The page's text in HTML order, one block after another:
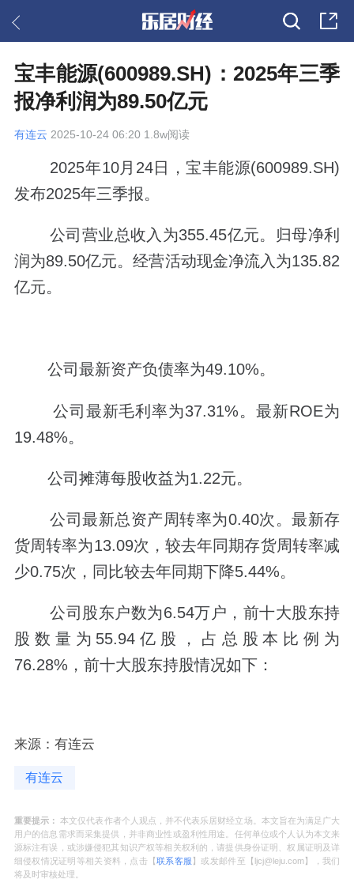
宝丰能源(600989.SH)：2025年三季
报净利润为89.50亿元
有连云 2025-10-24 06:20 1.8w阅读
2025年10月24日，宝丰能源(600989.SH)
发布2025年三季报。
公司营业总收入为355.45亿元。归母净利
润为89.50亿元。经营活动现金净流入为135.82
亿元。
公司最新资产负债率为49.10%。
公司最新毛利率为37.31%。最新ROE为
19.48%。
公司摊薄每股收益为1.22元。
公司最新总资产周转率为0.40次。最新存
货周转率为13.09次，较去年同期存货周转率减
少0.75次，同比较去年同期下降5.44%。
公司股东户数为6.54万户，前十大股东持
股数量为55.94亿股，占总股本比例为
76.28%，前十大股东持股情况如下：
来源：有连云
有连云
重要提示： 本文仅代表作者个人观点，并不代表乐居财经立场。本文旨在为满足广大
用户的信息需求而采集提供，并非商业性或盈利性用途。任何单位或个人认为本文来
源标注有误，或涉嫌侵犯其知识产权等相关权利的，请提供身份证明、权属证明及详
细侵权情况证明等相关资料，点击【联系客服 】或发邮件至【ljcj@leju.com】，我们
将及时审核处理。